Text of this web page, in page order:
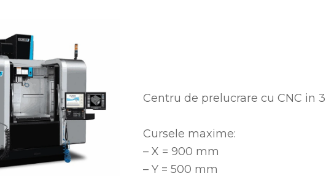
Centru de prelucrare cu CNC in
Cursele maxime:
– X = 900 mm
– Y = 500 mm